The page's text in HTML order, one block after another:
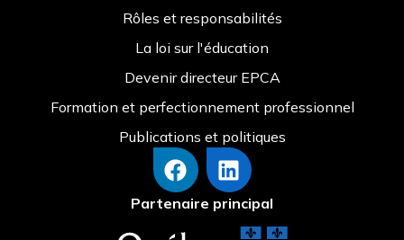
Rôles et responsabilités
La loi sur l'éducation
Devenir directeur EPCA
Formation et perfectionnement professionnel
Publications et politiques
Partenaire principal